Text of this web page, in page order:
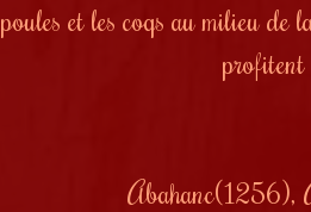
poules et les coqs au milieu de
Abahanc(1256),